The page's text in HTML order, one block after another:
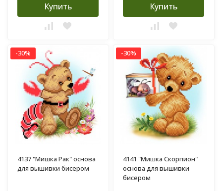
Купить Купить
-30%
4137 "Мишка Рак" основа
для вышивки бисером
-30%
4141 "Мишка Скорпион"
основа для вышивки
бисером